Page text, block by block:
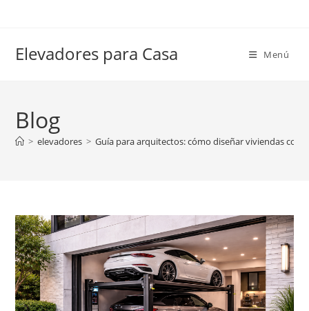
Elevadores para Casa Menú
Blog
> elevadores > Guía para arquitectos: cómo diseñar viviendas con